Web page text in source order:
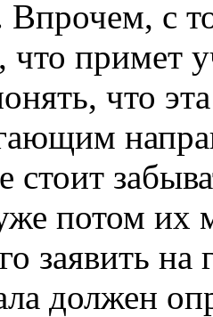
Впрочем, с
что примет
что
стоит
потом их
заявить
должен